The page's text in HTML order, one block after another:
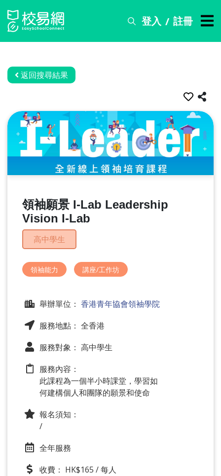
登入 / 註冊
搜
務
資
我
返回搜尋結果
領袖願景 I-Lab Leadership
Vision I-Lab
高中學生
領袖能力 講座/工作坊
舉辦單位： 香港青年協會領袖學院
服務地點： 全香港
服務對象： 高中學生
服務內容：
此課程為一個半小時課堂，學習如
何建構個人和團隊的願景和使命
報名須知：
/
全年服務
收費： HK$165 / 每人